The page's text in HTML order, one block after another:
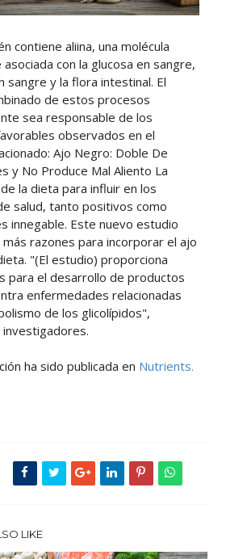
contiene aliina, una molécula
con la glucosa en sangre,
sangre y la flora intestinal. El
de estos procesos
sea responsable de los
observados en el
Ajo Negro: Doble De
y No Produce Mal Aliento La
la dieta para influir en los
salud, tanto positivos como
innegable. Este nuevo estudio
razones para incorporar el ajo
"(El estudio) proporciona
para el desarrollo de productos
enfermedades relacionadas
de los glicolípidos",
ha sido publicada en Nutrients.
LIKE